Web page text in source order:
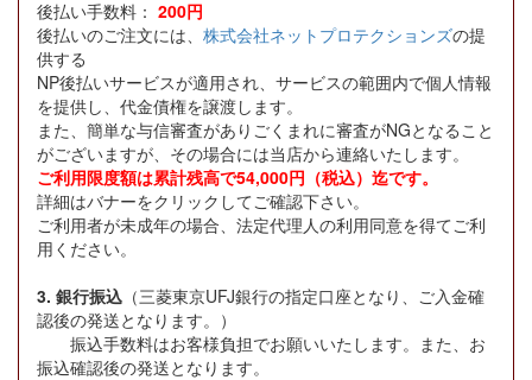
後払い手数料： 200円
後払いのご注文には、 株式会社ネットプロテクションズの提
供する
NP後払いサービスが適用され、サービスの範囲内で個人情報
を提供し、代金債権を譲渡します。
また、簡単な与信審査がありごくまれに審査がNGとなること
がございますが、その場合には当店から連絡いたします。
ご利用限度額は累計残高で54,000円（税込）迄です。
詳細はバナーをクリックしてご確認下さい。
ご利用者が未成年の場合、法定代理人の利用同意を得てご利
用ください。
3. 銀行振込 （三菱東京UFJ銀行の指定口座となり、ご入金確
認後の発送となります。）
振込手数料はお客様負担でお願いいたします。また、お
振込確認後の発送となります。